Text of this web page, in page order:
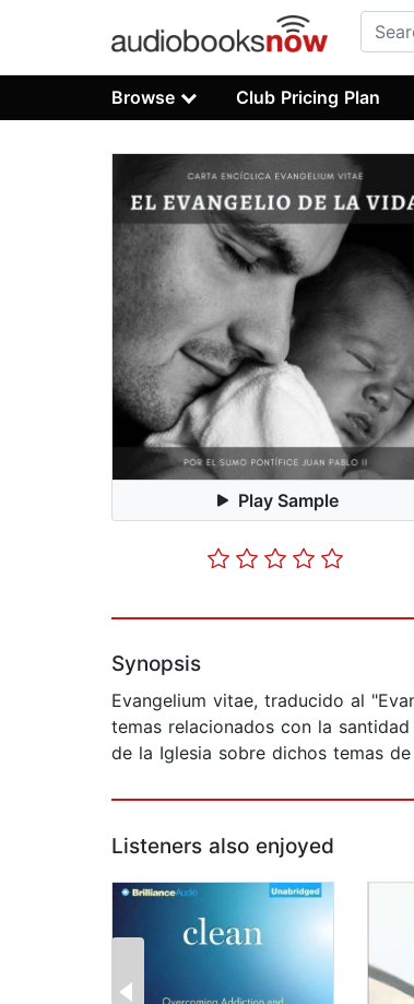
Browse Club Pricing Plan
Play Sample
Synopsis
Evangelium vitae, traducido al
temas relacionados con la
de la Iglesia sobre dichos temas
Listeners also enjoyed